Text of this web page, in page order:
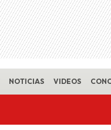
NOTICIAS VIDEOS